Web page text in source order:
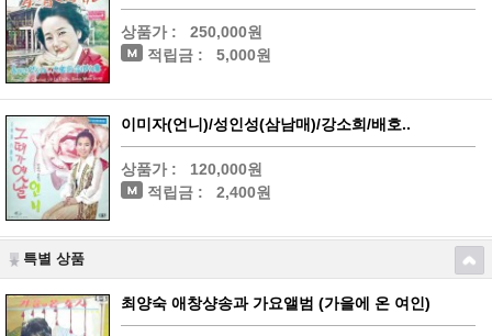
상품가 :
250,000원
적립금 :
5,000원
이미자(언니)/성인성(삼남매)/강소희/배호..
상품가 :
120,000원
적립금 :
2,400원
특별 상품
최양숙 애창샹송과 가요앨범 (가을에 온 여인)